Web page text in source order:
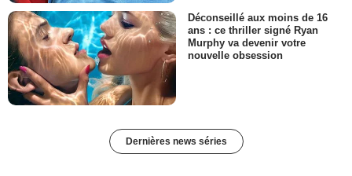
Déconseillé aux moins de 16
ans : ce thriller signé Ryan
Murphy va devenir votre
nouvelle obsession
Dernières news séries